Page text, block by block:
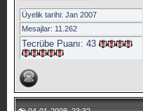
Üyelik tarihi: Jan 2007
Mesajlar: 11.262
Tecrübe Puanı: 43